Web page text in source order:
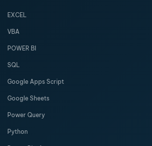
EXCEL
VBA
POWER BI
SQL
Google Apps Script
Google Sheets
Power Query
Python